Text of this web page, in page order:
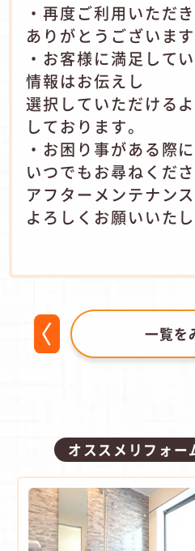
・再度ご利用いただき
ありがとうございます
・お客様に満足して
情報はお伝えし
選択していただける
しております。
・お困り事がある際
いつでもお尋ねくださ
アフターメンテナン
よろしくお願いいたし
一覧を
オススメリフォー